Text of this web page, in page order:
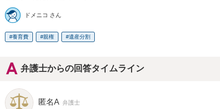
ドメニコ さん
養育費 親権 遺産分割
弁護士からの回答タイムライン
匿名A 弁護士